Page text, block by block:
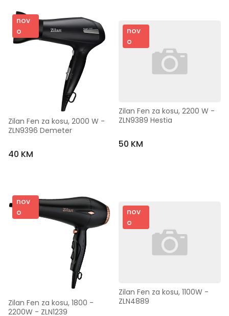
nov
o
Zilan Fen za kosu, 2000 W -
ZLN9396 Demeter
40 KM
nov
o
Zilan Fen za kosu, 2200 W -
ZLN9389 Hestia
50 KM
nov
o
Zilan Fen za kosu, 1800 -
2200W - ZLN1239
nov
o
Zilan Fen za kosu, 1100W -
ZLN4889